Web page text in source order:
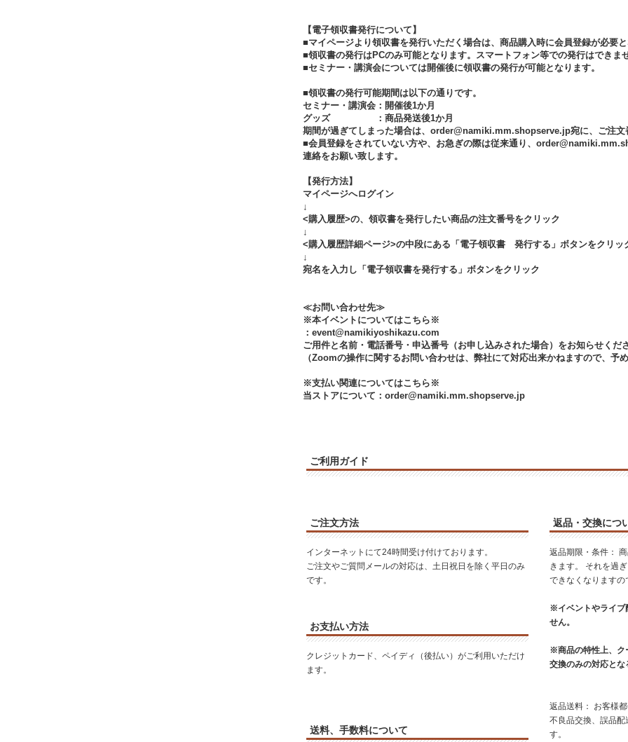
【電子領収書発行について】
■マイページより領収書を発行いただく場合は、商品購入時に会員登録が必要と
■領収書の発行はPCのみ可能となります。スマートフォン等での発行はできませ
■セミナー・講演会については開催後に領収書の発行が可能となります。
■領収書の発行可能期間は以下の通りです。
セミナー・講演会：開催後1か月
グッズ ：商品発送後1か月
期間が過ぎてしまった場合は、order@namiki.mm.shopserve.jp宛に、ご注文
■会員登録をされていない方や、お急ぎの際は従来通り、
連絡をお願い致します。
【発行方法】
マイページへログイン
↓
<購入履歴>の、領収書を発行したい商品の注文番号をクリック
↓
<購入履歴詳細ページ>の中段にある「電子領収書 発行する」ボタンをクリッ
↓
宛名を入力し「電子領収書を発行する」ボタンをクリック
≪お問い合わせ先≫
※本イベントについてはこちら※
：event@namikiyoshikazu.com
ご用件と名前・電話番号・申込番号（お申し込みされた場合）をお知らせくださ
（Zoomの操作に関するお問い合わせは、弊社にて対応出来かねますので、予
※支払い関連についてはこちら※
当ストアについて：order@namiki.mm.shopserve.jp
ご利用ガイド
ご注文方法
インターネットにて24時間受け付けております。
ご注文やご質問メールの対応は、土日祝日を除く平日のみ
です。
お支払い方法
クレジットカード、ペイディ（後払い）がご利用いただけ
ます。
送料、手数料について
返品・交換につ
返品期限・条件：
きます。 それを過
できなくなりますの
※イベントやライブ
せん。
※商品の特性上、ク
交換のみの対応とな
返品送料： お客様
不良品交換、誤品配
す。